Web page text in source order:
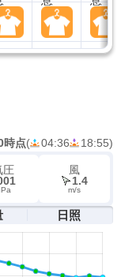
時点( 04:36 18:55)
圧
風
1.4
m/s
日照